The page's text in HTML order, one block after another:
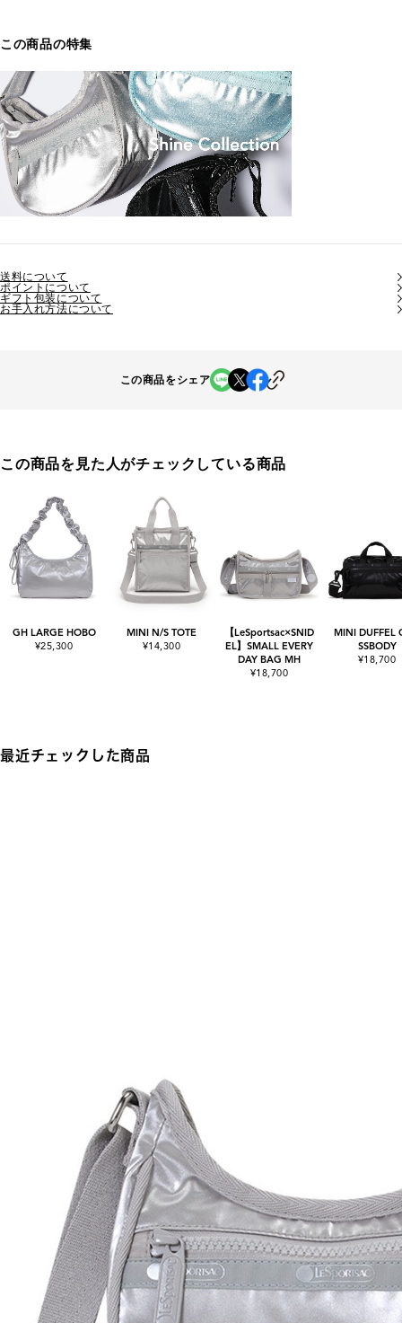
この商品の特集
送料について
ポイントについて
ギフト包装について
お手入れ方法について
この商品をシェア
この商品を見た人がチェックしている商品
GH LARGE HOBO
¥25,300
MINI N/S TOTE
¥14,300
【LeSportsac×SNID
EL】SMALL EVERY
DAY BAG MH
¥18,700
MINI DUFFEL
SSBODY
¥18,700
最近チェックした商品